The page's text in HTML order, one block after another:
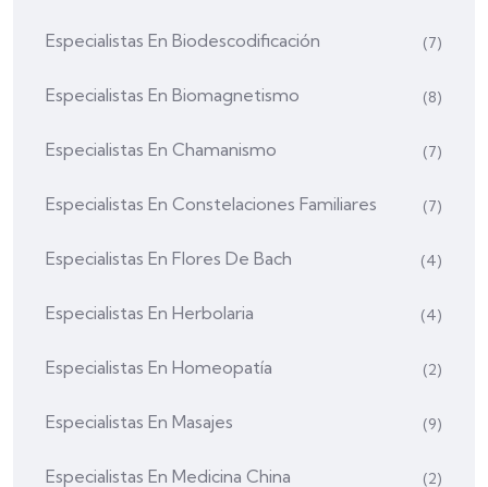
Especialistas En Biodescodificación (7)
Especialistas En Biomagnetismo (8)
Especialistas En Chamanismo (7)
Especialistas En Constelaciones Familiares (7)
Especialistas En Flores De Bach (4)
Especialistas En Herbolaria (4)
Especialistas En Homeopatía (2)
Especialistas En Masajes (9)
Especialistas En Medicina China (2)